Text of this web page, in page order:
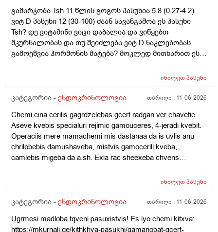
გამარჯობა Tsh 11 წლის გოგოს პასუხია 5.8 (0.27-4.2)
ვიტ D პასუხი 12 (30-100) ძაან სავანგაშოა ეს პასუხი
Tsh? დე ვიტამინი ვიცი დაბალია და ვიწყებთ
მკურნალობას და თუ შეიძლება ვიტ D ნაკლებობას
გამოეწვია ჰორმონის მატება? მოკლედ მითხარით ეს
იხილეთპასუხი
კატეგორია - ენდოკრინოლოგია თარიღი : 11-06-2026
Chemi cina cerilis gagrdzelebas gcert radgan ver chavetie.
Aseve kvebis specialuri rejimic gamouceres, 4-jeradi kvebit.
Operaciis mere mamachemi mis dastanaa da is uvlis anu
chrilobebis damushaveba, mistvis gamocerili kveba,
camlebis migeba da a.sh. Exla rac sheexeba chvens
saertod da tan tviton mamachemi qristiani adamiania da
Cota dadzabuli urtiertoba ki qonda dedachemtan bolo dros
apirebdnen Tbilisshi chasvlas dzalian male. Zogadad es bolo
იხილეთპასუხი
კატეგორია - ენდოკრინოლოგია თარიღი : 11-06-2026
Ugrmesi madloba tqveni pasuxistvis! Es iyo chemi kitxva:
https://mkurnali.ge/kithkhva-pasukhi/gamarjobat-gcert-